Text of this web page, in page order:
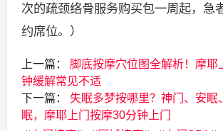
次的疏颈络骨服务购买包一周起，急
约席位。）
上一篇：
脚底按摩穴位图全解析！摩耶
钟缓解常见不适
下一篇：
失眠多梦按哪里？神门、安眠
眠，摩耶上门按摩30分钟上门